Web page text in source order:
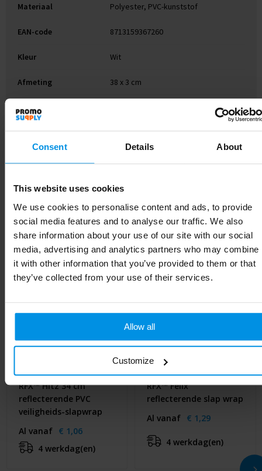
Consent Details About
This website uses cookies
We use cookies to personalise content and ads, to provide
social media features and to analyse our traffic. We also
share information about your use of our site with our social
media, advertising and analytics partners who may combine
it with other information that you’ve provided to them or that
they’ve collected from your use of their services.
Allow all
Customize
Materiaal Polyester, PVC-kunststof
EAN-code 8713159367260
Kleur Wit
Afmeting 38 x 3 cm
Breedte
Lengte 38 cm
Gerelateerde producten
RFX™ Hitz 34 cm
reflecterende PVC
veiligheids-slapwrap
Al vanaf € 1,06
4 werkdag(en)
RFX™ Felix
reflecterende slap wrap
Al vanaf € 1,29
4 werkdag(en)